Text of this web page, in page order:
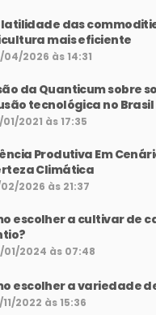
das
mais eficiente
2026 às 14:31
da Quanticum sobre
tecnológica no Brasil
2021 às 17:35
Produtiva Em
Climática
2026 às 21:37
escolher a cultivar de
2024 às 07:48
escolher a variedade
2022 às 15:36